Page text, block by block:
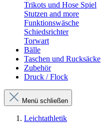
Trikots und Hose Spiel
Stutzen and more
Funktionswäsche
Schiedsrichter
Torwart
Bälle
Taschen und Rucksäcke
Zubehör
Druck / Flock
Menü schließen
Leichtathletik